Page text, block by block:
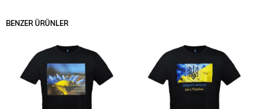
Hızlı Kuruyan:
BENZER ÜRÜNLER